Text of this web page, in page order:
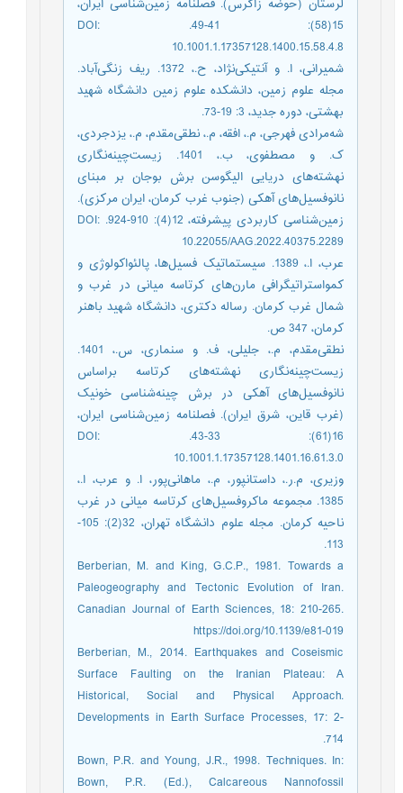
لرستان (حوضه زاگرس). فصلنامه زمین‌شناسی ایران،
15(58): 41-49. DOI:
10.1001.1.17357128.1400.15.58.4.8
شمیرانی، ا. و آنتیکی‌نژاد، ح.، 1372. ریف زنگی‌آباد.
مجله علوم زمین، دانشکده علوم زمین دانشگاه شهید
بهشتی، دوره جدید، 3: 19-73.
شه‌مرادی فهرجی، م.، افقه، م.، نطقی‌مقدم، م.، یزدجردی،
ک. و مصطفوی، ب.، 1401. زیست‌چینه‌نگاری
نهشته‌های دریایی الیگوسن برش بوجان بر مبنای
نانوفسیل‌های آهکی (جنوب غرب کرمان، ایران مرکزی).
زمین‌شناسی کاربردی پیشرفته، 12(4): 910-924. DOI:
10.22055/AAG.2022.40375.2289
عرب، ا.، 1389. سیستماتیک فسیل‌ها، پالئواکولوژی و
کمواستراتیگرافی مارن‌های کرتاسه میانی در غرب و
شمال غرب کرمان. رساله دکتری، دانشگاه شهید باهنر
کرمان، 347 ص.
نطقی‌مقدم، م.، جلیلی، ف. و سنماری، س.، 1401.
زیست‌چینه‌نگاری نهشته‌های کرتاسه براساس
نانوفسیل‌های آهکی در برش چینه‌شناسی خونیک
(غرب قاین، شرق ایران). فصلنامه زمین‌شناسی ایران،
16(61): 33-43. DOI:
10.1001.1.17357128.1401.16.61.3.0
وزیری، م.ر.، داستانپور، م.، ماهانی‌پور، ا. و عرب، ا.،
1385. مجموعه ماکروفسیل‌های کرتاسه میانی در غرب
ناحیه کرمان. مجله علوم دانشگاه تهران، 32(2): 105-
113.
Berberian, M. and King, G.C.P., 1981. Towards a
Paleogeography and Tectonic Evolution of Iran.
Canadian Journal of Earth Sciences, 18: 210-265.
https://doi.org/10.1139/e81-019
Berberian, M., 2014. Earthquakes and Coseismic
Surface Faulting on the Iranian Plateau: A
Historical, Social and Physical Approach.
Developments in Earth Surface Processes, 17: 2-
714.
Bown, P.R. and Young, J.R., 1998. Techniques. In:
Bown, P.R. (Ed.), Calcareous Nannofossil